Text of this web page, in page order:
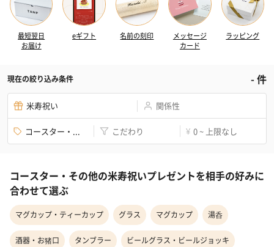
最短翌日
お届け
eギフト 名前の刻印
メッセージ
カード
ラッピング
現在の絞り込み条件 -件
米寿祝い 関係性
コースター・... こだわり ¥ 0 ~ 上限なし
コースター・その他の米寿祝いプレゼントを相手の好みに
合わせて選ぶ
マグカップ・ティーカップ グラス マグカップ 湯呑
酒器・お猪口 タンブラー ビールグラス・ビールジョッキ